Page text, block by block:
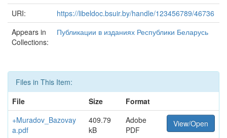
URI:
https://libeldoc.bsuir.by/handle/123456789/46736
Appears in
Collections:
Публикации в изданиях Республики Беларусь
Files in This Item:
File
Size
Format
+Muradov_Bazovay
a.pdf
409.79
kB
Adobe
PDF
View/Open